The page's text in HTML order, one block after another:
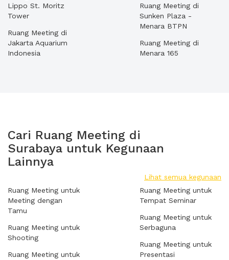
Lippo St. Moritz
Tower
Ruang Meeting di
Jakarta Aquarium
Indonesia
Ruang Meeting di
Sunken Plaza -
Menara BTPN
Ruang Meeting di
Menara 165
Cari Ruang Meeting di
Surabaya untuk Kegunaan
Lainnya
Lihat semua kegunaan
Ruang Meeting untuk
Meeting dengan
Tamu
Ruang Meeting untuk
Shooting
Ruang Meeting untuk
Ruang Meeting untuk
Tempat Seminar
Ruang Meeting untuk
Serbaguna
Ruang Meeting untuk
Presentasi